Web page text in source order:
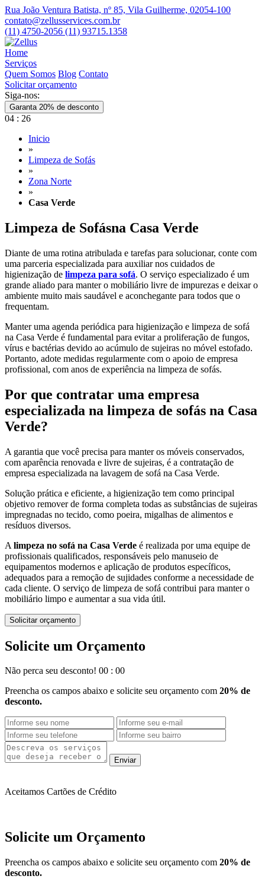
Rua João Ventura Batista, nº 85, Vila Guilherme, 02054-100
contato@zellusservices.com.br
(11) 4750-2056 (11) 93715.1358
Home
Serviços
Quem Somos Blog Contato
Solicitar orçamento
Siga-nos:
Garanta 20% de desconto
04 : 26
Inicio
»
Limpeza de Sofás
»
Zona Norte
»
Casa Verde
Limpeza de Sofásna Casa Verde
Diante de uma rotina atribulada e tarefas para solucionar, conte com
uma parceria especializada para auxiliar nos cuidados de
higienização de limpeza para sofá. O serviço especializado é um
grande aliado para manter o mobiliário livre de impurezas e deixar o
ambiente muito mais saudável e aconchegante para todos que o
frequentam.
Manter uma agenda periódica para higienização e limpeza de sofá
na Casa Verde é fundamental para evitar a proliferação de fungos,
vírus e bactérias devido ao acúmulo de sujeiras no móvel estofado.
Portanto, adote medidas regularmente com o apoio de empresa
profissional, com anos de experiência na limpeza de sofás.
Por que contratar uma empresa
especializada na limpeza de sofás na Casa
Verde?
A garantia que você precisa para manter os móveis conservados,
com aparência renovada e livre de sujeiras, é a contratação de
empresa especializada na lavagem de sofá na Casa Verde.
Solução prática e eficiente, a higienização tem como principal
objetivo remover de forma completa todas as substâncias de sujeiras
impregnadas no tecido, como poeira, migalhas de alimentos e
resíduos diversos.
A limpeza no sofá na Casa Verde é realizada por uma equipe de
profissionais qualificados, responsáveis pelo manuseio de
equipamentos modernos e aplicação de produtos específicos,
adequados para a remoção de sujidades conforme a necessidade de
cada cliente. O serviço de limpeza de sofá contribui para manter o
mobiliário limpo e aumentar a sua vida útil.
Solicitar orçamento
Solicite um Orçamento
Não perca seu desconto! 00 : 00
Preencha os campos abaixo e solicite seu orçamento com 20% de
desconto.
Enviar
Aceitamos Cartões de Crédito
Solicite um Orçamento
Preencha os campos abaixo e solicite seu orçamento com 20% de
desconto.